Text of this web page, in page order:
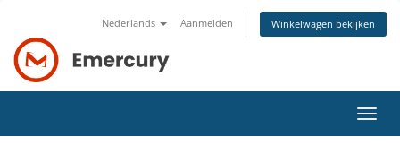
Nederlands Aanmelden Winkelwagen bekijken
in-/